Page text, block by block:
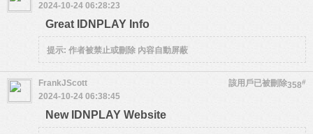
2024-10-24 06:28:23
Great IDNPLAY Info
提示: 作者被禁止或刪除 內容自動屏蔽
358#
FrankJScott
該用戶已被刪除
2024-10-24 06:38:45
New IDNPLAY Website